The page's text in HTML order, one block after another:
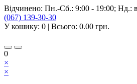
Відчинено: Пн.-Сб.: 9:00 - 19:00; Нд.:
(067) 139-30-30
У кошику: 0 | Всього: 0.00 грн.
0
×
×